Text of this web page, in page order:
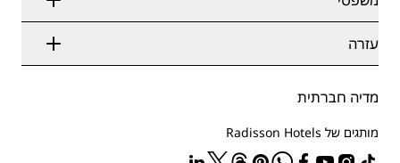
Radisson Hotels APP
מלונות מאושרים לספורט
מלונות ידידותיים למשפחות
בריאות ובטיחות
קריירות ב-PPHE
The Club by RHG
עסק אחראי
רכש
מרכז הפרטיות
הסכם שימוש באתר
הצהרת עבדות מודרנית
עזרה
איש קשר
מפת אתר
מדיה חברתית
מותגים של Radisson Hotels